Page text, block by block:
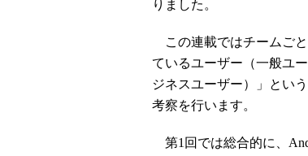
りました。
この連載ではチームご
ているユーザー（一般ユ
ジネスユーザー）」とい
考察を行います。
第1回では総合的に、